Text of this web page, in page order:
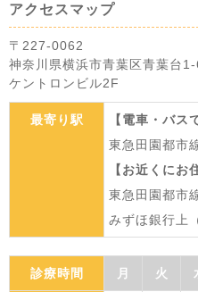
アクセスマップ
〒227-0062
神奈川県横浜市青葉区青葉台
ケントロンビル2F
最寄り駅
【電車・バス
東急田園都市
【お近くにお
東急田園都市
みずほ銀行上
診療時間 月 火